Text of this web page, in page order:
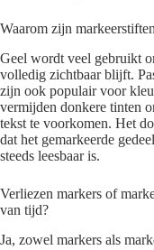
Waarom zijn
Geel wordt veel gebruikt
volledig zichtbaar blijft.
zijn ook populair voor
vermijden donkere tinten
tekst te voorkomen. Het
dat het gemarkeerde
steeds leesbaar is.
Verliezen markers of
van tijd?
Ja, zowel markers als